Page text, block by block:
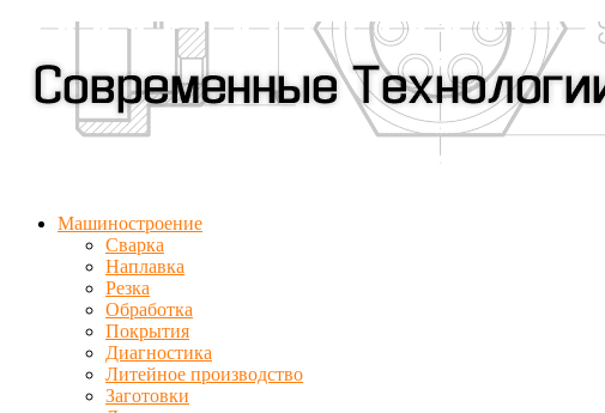
Машиностроение
Сварка
Наплавка
Резка
Обработка
Покрытия
Диагностика
Литейное производство
Заготовки